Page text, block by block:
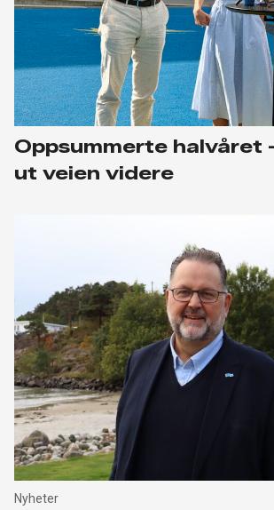
Oppsummerte halvåret
ut veien videre
Nyheter